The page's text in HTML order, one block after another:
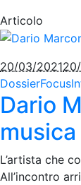
Articolo
20/03/2021
DossierFocus
Dario
L’artista che
All’incontro